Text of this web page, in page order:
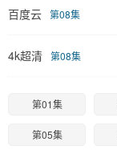
百度云 第08集
4k超清 第08集
第01集
第05集